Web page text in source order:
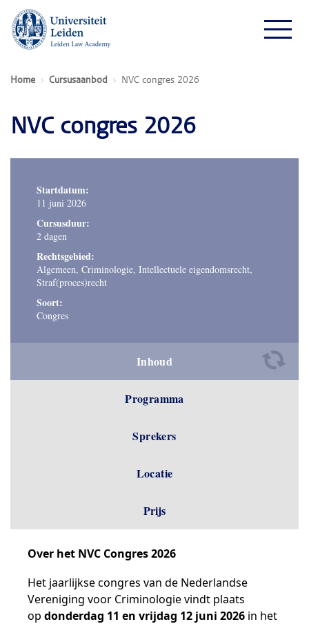
Home Cursusaanbod NVC congres 2026
NVC congres 2026
Startdatum:
11 juni 2026
Cursusduur:
2 dagen
Rechtsgebied:
Algemeen, Criminologie, Intellectuele eigendomsrecht,
Straf(proces)recht
Soort:
Congres
Inhoud
Programma
Sprekers
Locatie
Prijs
Over het NVC Congres 2026
Het jaarlijkse congres van de Nederlandse
Vereniging voor Criminologie vindt plaats
op donderdag 11 en vrijdag 12 juni 2026 in het